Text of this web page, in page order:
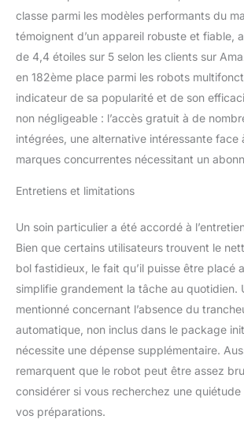
classe parmi les modèles performants du
témoignent d’un appareil robuste et fiable,
de 4,4 étoiles sur 5 selon les clients sur
en 182ème place parmi les robots
indicateur de sa popularité et de son
non négligeable : l’accès gratuit à de
intégrées, une alternative intéressante face
marques concurrentes nécessitant un
Entretiens et limitations
Un soin particulier a été accordé à
Bien que certains utilisateurs trouvent le
bol fastidieux, le fait qu’il puisse être placé
simplifie grandement la tâche au quotidien.
mentionné concernant l’absence du
automatique, non inclus dans le package
nécessite une dépense supplémentaire.
remarquent que le robot peut être assez
considérer si vous recherchez une
vos préparations.